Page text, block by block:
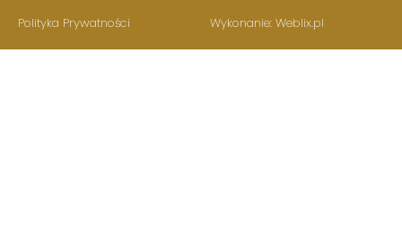
Polityka Prywatności Wykonanie: Weblix.pl